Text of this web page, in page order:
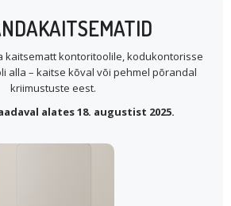
kaitsematt kontoritoolile, kodukontorisse
alla – kaitse kõval või pehmel põrandal
kriimustuste eest.
alates 18. augustist 2025.